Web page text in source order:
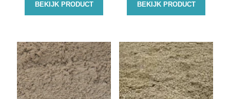
BEKIJK PRODUCT BEKIJK PRODUCT